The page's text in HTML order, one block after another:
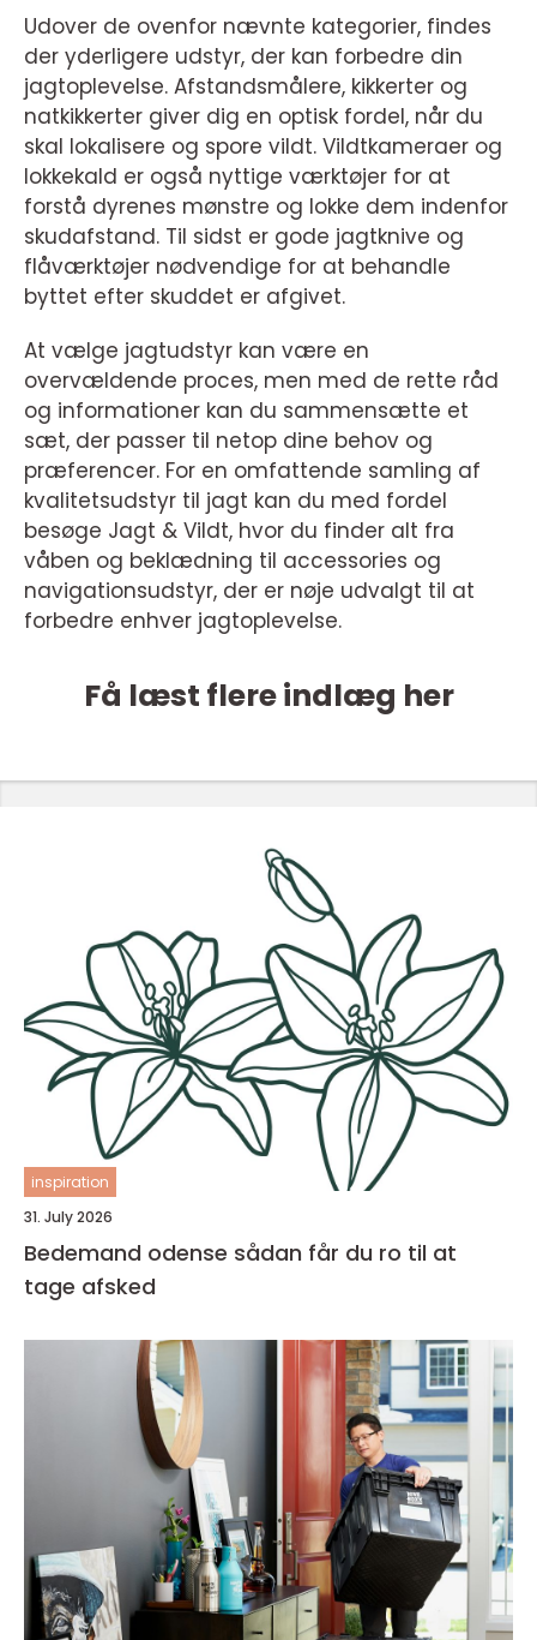
Udover de ovenfor nævnte kategorier, findes
der yderligere udstyr, der kan forbedre din
jagtoplevelse. Afstandsmålere, kikkerter og
natkikkerter giver dig en optisk fordel, når du
skal lokalisere og spore vildt. Vildtkameraer og
lokkekald er også nyttige værktøjer for at
forstå dyrenes mønstre og lokke dem indenfor
skudafstand. Til sidst er gode jagtknive og
flåværktøjer nødvendige for at behandle
byttet efter skuddet er afgivet.
At vælge jagtudstyr kan være en
overvældende proces, men med de rette råd
og informationer kan du sammensætte et
sæt, der passer til netop dine behov og
præferencer. For en omfattende samling af
kvalitetsudstyr til jagt kan du med fordel
besøge Jagt & Vildt, hvor du finder alt fra
våben og beklædning til accessories og
navigationsudstyr, der er nøje udvalgt til at
forbedre enhver jagtoplevelse.
Få læst flere indlæg her
inspiration
31. July 2026
Bedemand odense sådan får du ro til at
tage afsked